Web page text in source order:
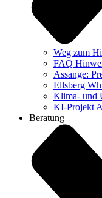
Weg zum
FAQ
Assange:
Ellsberg
Klima- und
KI-Projekt
Beratung